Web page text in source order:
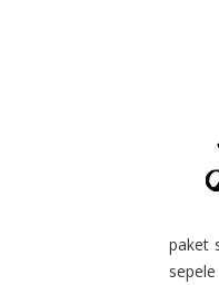
paket